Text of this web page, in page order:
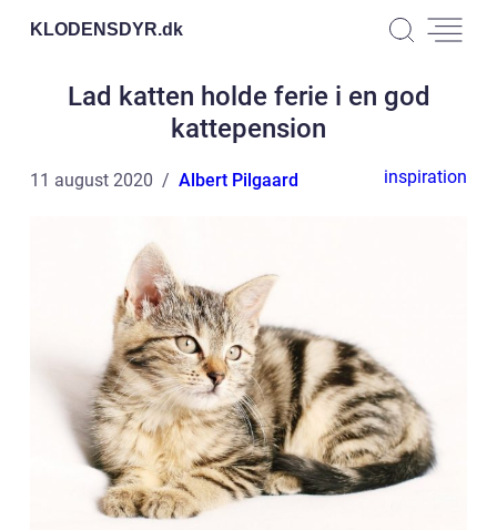
KLODENSDYR.dk
Lad katten holde ferie i en god
kattepension
11 august 2020 Albert Pilgaard inspiration